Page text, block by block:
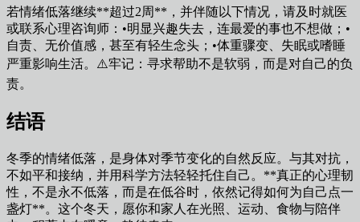
若情绪低落继续**超过2周**，并伴随以下情况，请及时就医
或联系心理咨询师：•明显兴趣失去，连最爱的事也不想做；•
自责、无价值感，甚至有轻生念头；•体重骤变、失眠或嗜睡
严重影响生活。⚠️牢记：寻求帮助不是软弱，而是对自己的负
责。
结语
冬季的情绪低落，是身体对季节变化的自然反应。与其对抗，
不如平和接纳，并用科学方法轻轻托住自己。**真正的心理韧
性，不是永不低落，而是在低谷时，依然记得如何为自己点一
盏灯**。这个冬天，愿你和家人在光照、运动、食物与陪伴